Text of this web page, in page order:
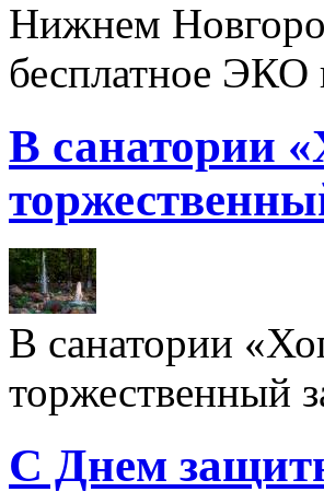
Нижнем
бесплатное
В санатории
В санатории
торжественный
С Днем